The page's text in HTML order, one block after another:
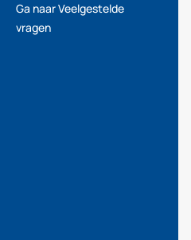
Ga naar Veelgestelde
vragen